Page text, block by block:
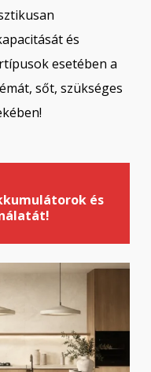
és
esetében a
sőt, szükséges
és